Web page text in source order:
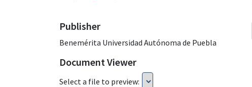
Publisher
Benemérita Universidad Autónoma de Puebla
Document Viewer
Select a file to preview: